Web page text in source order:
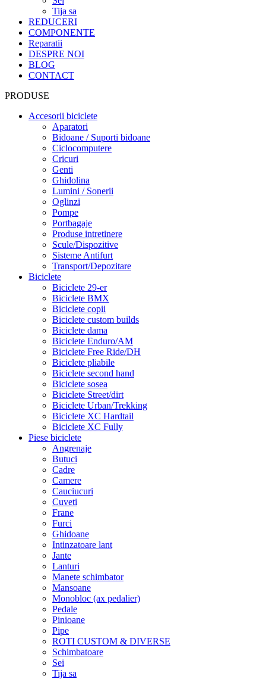
Tija sa
REDUCERI
COMPONENTE
Reparatii
DESPRE NOI
BLOG
CONTACT
PRODUSE
Accesorii biciclete
Aparatori
Bidoane / Suporti bidoane
Ciclocomputere
Cricuri
Genti
Ghidolina
Lumini / Sonerii
Oglinzi
Pompe
Portbagaje
Produse intretinere
Scule/Dispozitive
Sisteme Antifurt
Transport/Depozitare
Biciclete
Biciclete 29-er
Biciclete BMX
Biciclete copii
Biciclete custom builds
Biciclete dama
Biciclete Enduro/AM
Biciclete Free Ride/DH
Biciclete pliabile
Biciclete second hand
Biciclete sosea
Biciclete Street/dirt
Biciclete Urban/Trekking
Biciclete XC Hardtail
Biciclete XC Fully
Piese biciclete
Angrenaje
Butuci
Cadre
Camere
Cauciucuri
Cuveti
Frane
Furci
Ghidoane
Intinzatoare lant
Jante
Lanturi
Manete schimbator
Mansoane
Monobloc (ax pedalier)
Pedale
Pinioane
Pipe
ROTI CUSTOM & DIVERSE
Schimbatoare
Sei
Tija sa